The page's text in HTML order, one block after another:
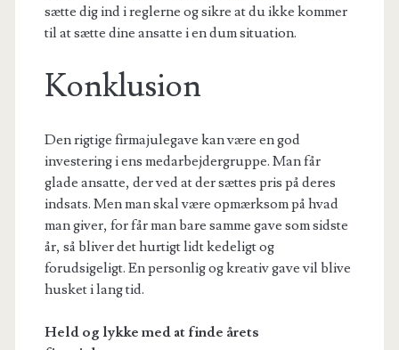
sætte dig ind i reglerne og sikre at du ikke kommer
til at sætte dine ansatte i en dum situation.
Konklusion
Den rigtige firmajulegave kan være en god
investering i ens medarbejdergruppe. Man får
glade ansatte, der ved at der sættes pris på deres
indsats. Men man skal være opmærksom på hvad
man giver, for får man bare samme gave som sidste
år, så bliver det hurtigt lidt kedeligt og
forudsigeligt. En personlig og kreativ gave vil blive
husket i lang tid.
Held og lykke med at finde årets